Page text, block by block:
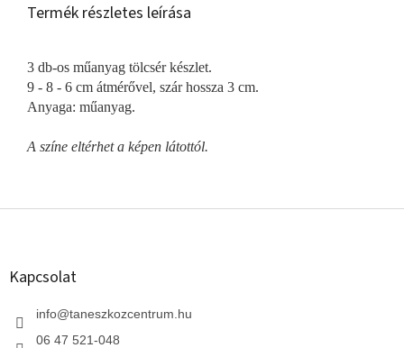
Termék részletes leírása
3 db-os műanyag tölcsér készlet.
9 - 8 - 6 cm átmérővel, szár hossza 3 cm.
Anyaga: műanyag.
A színe eltérhet a képen látottól.
L
Kapcsolat
info@taneszkozcentrum.hu
06 47 521-048